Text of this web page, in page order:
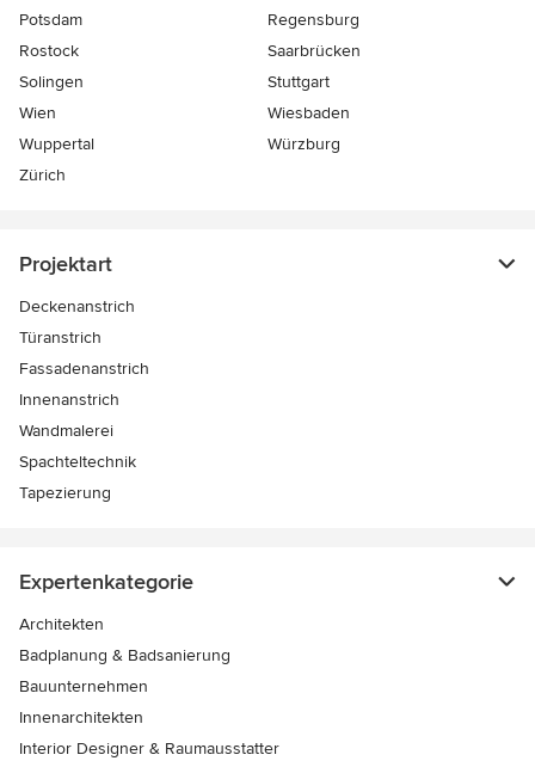
Potsdam
Regensburg
Rostock
Saarbrücken
Solingen
Stuttgart
Wien
Wiesbaden
Wuppertal
Würzburg
Zürich
Projektart
Deckenanstrich
Türanstrich
Fassadenanstrich
Innenanstrich
Wandmalerei
Spachteltechnik
Tapezierung
Expertenkategorie
Architekten
Badplanung & Badsanierung
Bauunternehmen
Innenarchitekten
Interior Designer & Raumausstatter